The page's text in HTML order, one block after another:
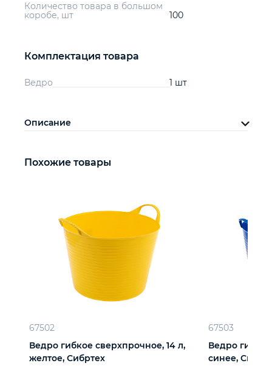
Количество товара в большом
коробе, шт
100
Комплектация товара
Ведро 1 шт
Описание
Похожие товары
67502
Ведро гибкое сверхпрочное, 14 л,
желтое, Сибртех
67503
Ведро
синее,